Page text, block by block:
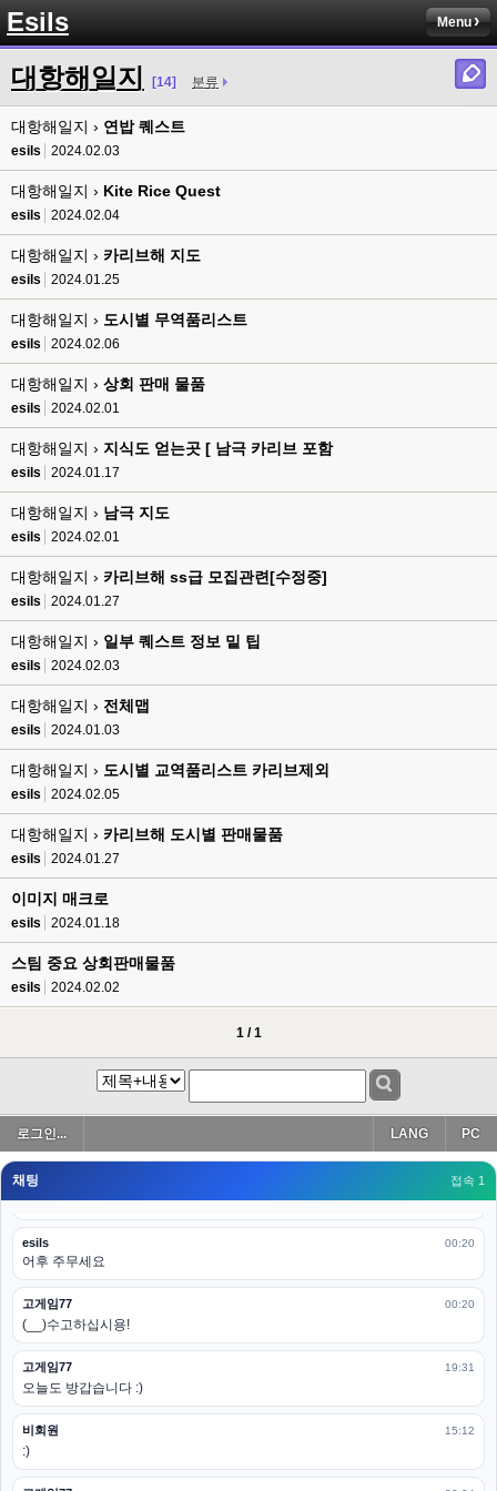
Esils Menu
대항해일지 [14] 분류
대항해일지 › 연밥 퀘스트
esils 2024.02.03
대항해일지 › Kite Rice Quest
esils 2024.02.04
대항해일지 › 카리브해 지도
esils 2024.01.25
대항해일지 › 도시별 무역품리스트
esils 2024.02.06
대항해일지 › 상회 판매 물품
esils 2024.02.01
대항해일지 › 지식도 얻는곳 [ 남극 카리브 포함
esils 2024.01.17
대항해일지 › 남극 지도
esils 2024.02.01
대항해일지 › 카리브해 ss급 모집관련[수정중]
esils 2024.01.27
대항해일지 › 일부 퀘스트 정보 밑 팁
esils 2024.02.03
대항해일지 › 전체맵
esils 2024.01.03
대항해일지 › 도시별 교역품리스트 카리브제외
esils 2024.02.05
대항해일지 › 카리브해 도시별 판매물품
esils 2024.01.27
이미지 매크로
esils 2024.01.18
스팀 중요 상회판매물품
esils 2024.02.02
1 / 1
로그인... PC
LANG
채팅 접속 1
esils 00:12
전 아녀요
고게임77 00:13
솔찍히 아직도 라이믹스보다 xe가 정이 더가긴합니다 ㅠ
솔직히 적응이 xe1이다보니깐 라이믹스는 비슷하면서 틀리니 적응이 안되요
그렇다고 코어랑 모듈 전부 마개조해버릴려니 난중 또 공식버전 올라오면 답
없을꺼같아서 ;;
esils
이제 정상동작이겟지 !
고게임77
오 정상 이네요!
비회원
ㅇ
esils
채팅치믄 바로 반영 정상 ㅋ
고게임77
접속자는 ip당 1명인가 보네요. 다른 브로우저로 접속해도 3명인거보면
esils
음
폰으로 접속해보니 3이 되는데
esils 00:18
나가도 3이네 하핫 ...
고게임77 00:18
ㅋㅋㅋㅋㅋㅋㅋㅋ
esils 00:19
이게 db 접속자수로 잡는형태로 해서 그런가 ;;
밑에 일반웹게임이 더있었네요
esils
esils 00:19
다 펼쳐두면 너무길어서 ..
esils 00:19
모바일로 보는데도 좀 불편하더라구요
고게임77 00:19
아 ㅋㅋ 내일도 심심하면 들리겠습니다. 벌써 12시가 넘었었네요
esils 00:20
어후 주무세요
고게임77 00:20
(__)수고하십시용!
고게임77 19:31
오늘도 방갑습니다 :)
비회원 15:12
:)